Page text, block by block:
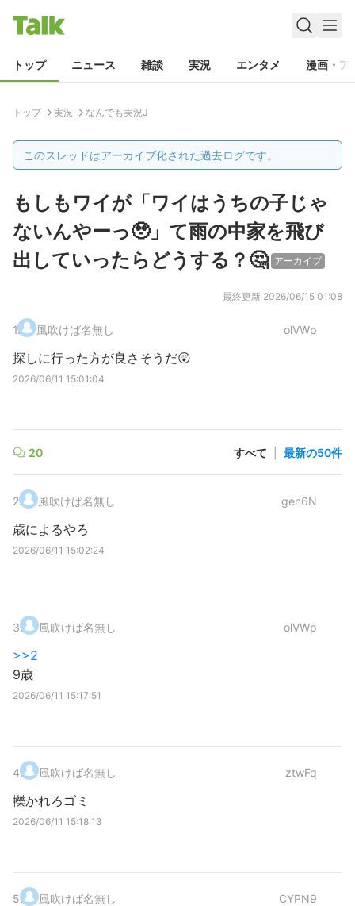
トップ ニュース 雑談 実況 エンタメ 漫画・ア
トップ 実況 なんでも実況J
このスレッドはアーカイブ化された過去ログです。
もしもワイが「ワイはうちの子じゃ
ないんやーっ🥹」て雨の中家を飛び
出していったらどうする？🤔 アーカイブ
最終更新 2026/06/15 01:08
1. 風吹けば名無し olVWp
探しに行った方が良さそうだ😲
2026/06/11 15:01:04
20 すべて 最新の50件
2. 風吹けば名無し gen6N
歳によるやろ
2026/06/11 15:02:24
3. 風吹けば名無し olVWp
>>2
9歳
2026/06/11 15:17:51
4. 風吹けば名無し ztwFq
轢かれろゴミ
2026/06/11 15:18:13
5. 風吹けば名無し CYPN9